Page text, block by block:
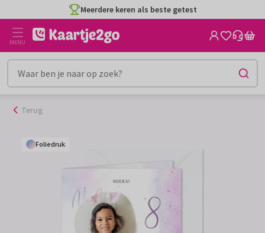
naar
inhoud
Meerdere keren als beste getest
MENU
Terug
Foliedruk
Foliedruk
Foliedruk
Foliedruk
Foliedruk